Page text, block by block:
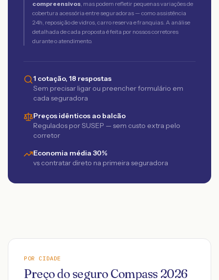
compreensivos, mas podem refletir pequenas variações de
cobertura acessória entre seguradoras — como assistência
24h, reposição de vidros, carro reserva e franquias. A análise
detalhada de cada proposta é feita por nossos corretores
durante o atendimento.
1 cotação, 18 respostas
Sem precisar ligar ou preencher formulário em
cada seguradora
Preços idênticos ao balcão
Regulados por SUSEP — sem custo extra pelo
corretor
Economia média 30%
vs contratar direto na primeira seguradora
POR CIDADE
Preço do seguro Compass 2026